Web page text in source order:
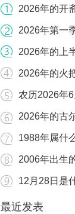
2026年的开
2026年第一
2026年的上
2026年的火
农历2026年
2026年的古
1988年属什
2006年出生
12月28日是
最近发表